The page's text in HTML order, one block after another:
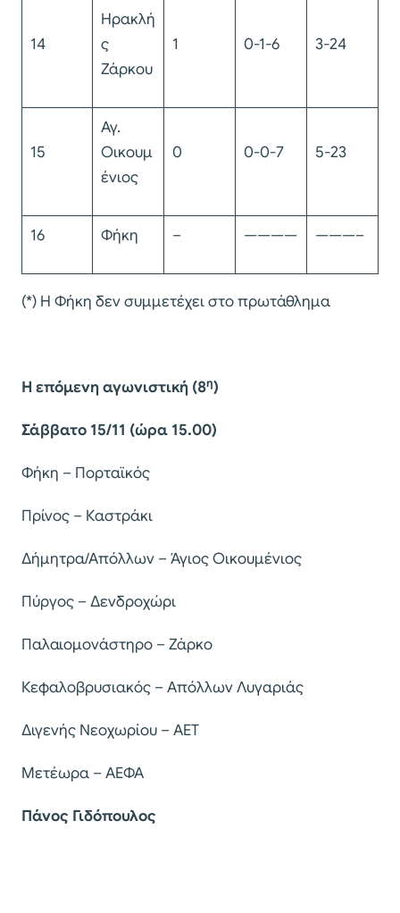
14
Ηρακλή
ς
Ζάρκου
1 0-1-6 3-24
15
Αγ.
Οικουμ
ένιος
0 0-0-7 5-23
16 Φήκη – ———— ———–
(*) Η Φήκη δεν συμμετέχει στο πρωτάθλημα
Η επόμενη αγωνιστική (8η)
Σάββατο 15/11 (ώρα 15.00)
Φήκη – Πορταϊκός
Πρίνος – Καστράκι
Δήμητρα/Απόλλων – Άγιος Οικουμένιος
Πύργος – Δενδροχώρι
Παλαιομονάστηρο – Ζάρκο
Κεφαλοβρυσιακός – Απόλλων Λυγαριάς
Διγενής Νεοχωρίου – ΑΕΤ
Μετέωρα – ΑΕΦΑ
Πάνος Γιδόπουλος